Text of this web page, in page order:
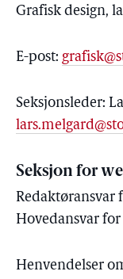
Grafisk design,
E-post:
Seksjonsleder:
Seksjon for
Redaktøransvar
Hovedansvar
Henvendelser